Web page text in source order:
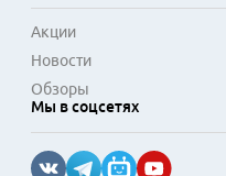
Акции
Новости
Обзоры
Мы в соцсетях